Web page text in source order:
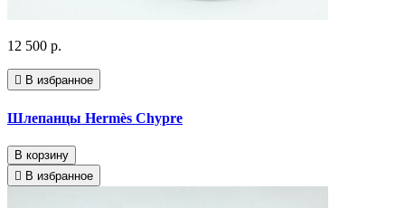
12 500 р.
В избранное
Шлепанцы Hermès Chypre
В корзину
В избранное